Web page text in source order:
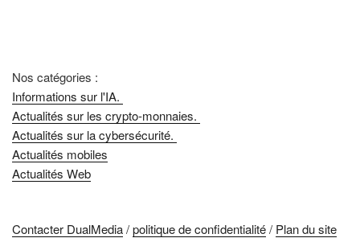
Nos catégories :
Informations sur l'IA.
Actualités sur les crypto-monnaies.
Actualités sur la cybersécurité.
Actualités mobiles
Actualités Web
Contacter DualMedia/politique de confidentialité/ Plan du site